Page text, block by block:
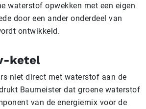
waterstof opwekken met een eigen
door een ander onderdeel van
ontwikkeld.
ketel
niet direct met waterstof aan de
Baumeister dat groene waterstof
van de energiemix voor de